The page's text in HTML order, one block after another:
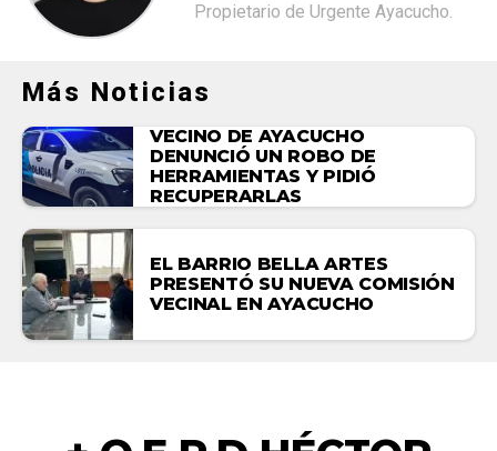
Propietario de Urgente Ayacucho.
Más Noticias
VECINO DE AYACUCHO
DENUNCIÓ UN ROBO DE
HERRAMIENTAS Y PIDIÓ
RECUPERARLAS
EL BARRIO BELLA ARTES
PRESENTÓ SU NUEVA COMISIÓN
VECINAL EN AYACUCHO